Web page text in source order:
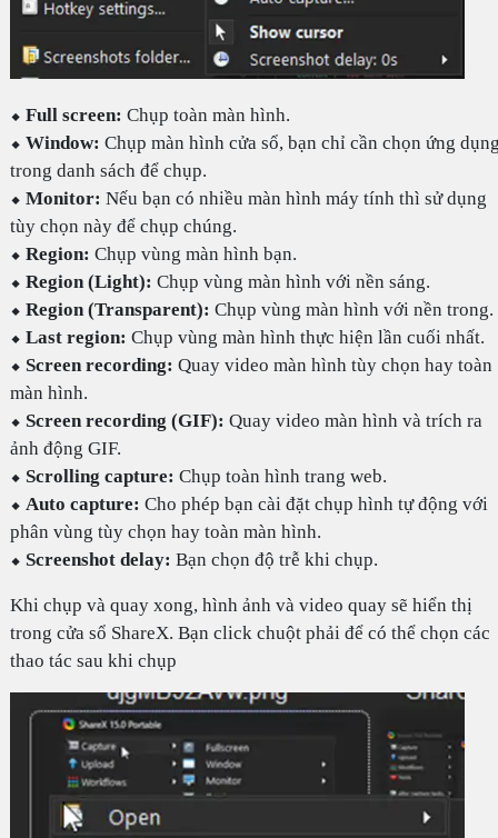
⬥ Full screen: Chụp toàn màn hình.
⬥ Window: Chụp màn hình cửa sổ, bạn chỉ cần chọn ứng
trong danh sách để chụp.
⬥ Monitor: Nếu bạn có nhiều màn hình máy tính thì sử dụng
tùy chọn này để chụp chúng.
⬥ Region: Chụp vùng màn hình bạn.
⬥ Region (Light): Chụp vùng màn hình với nền sáng.
⬥ Region (Transparent): Chụp vùng màn hình với nền trong.
⬥ Last region: Chụp vùng màn hình thực hiện lần cuối nhất.
⬥ Screen recording: Quay video màn hình tùy chọn hay toàn
màn hình.
⬥ Screen recording (GIF): Quay video màn hình và trích ra
ảnh động GIF.
⬥ Scrolling capture: Chụp toàn hình trang web.
⬥ Auto capture: Cho phép bạn cài đặt chụp hình tự động với
phân vùng tùy chọn hay toàn màn hình.
⬥ Screenshot delay: Bạn chọn độ trễ khi chụp.
Khi chụp và quay xong, hình ảnh và video quay sẽ hiển thị
trong cửa sổ ShareX. Bạn click chuột phải để có thể chọn các
thao tác sau khi chụp